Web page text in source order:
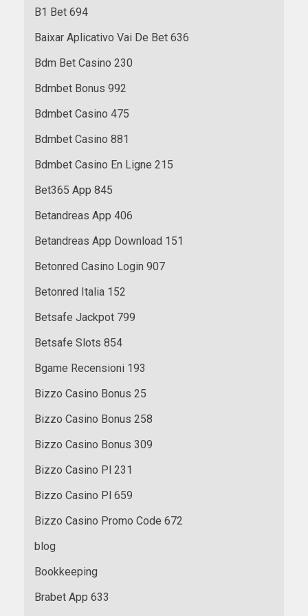
B1 Bet 694
Baixar Aplicativo Vai De Bet 636
Bdm Bet Casino 230
Bdmbet Bonus 992
Bdmbet Casino 475
Bdmbet Casino 881
Bdmbet Casino En Ligne 215
Bet365 App 845
Betandreas App 406
Betandreas App Download 151
Betonred Casino Login 907
Betonred Italia 152
Betsafe Jackpot 799
Betsafe Slots 854
Bgame Recensioni 193
Bizzo Casino Bonus 25
Bizzo Casino Bonus 258
Bizzo Casino Bonus 309
Bizzo Casino Pl 231
Bizzo Casino Pl 659
Bizzo Casino Promo Code 672
blog
Bookkeeping
Brabet App 633